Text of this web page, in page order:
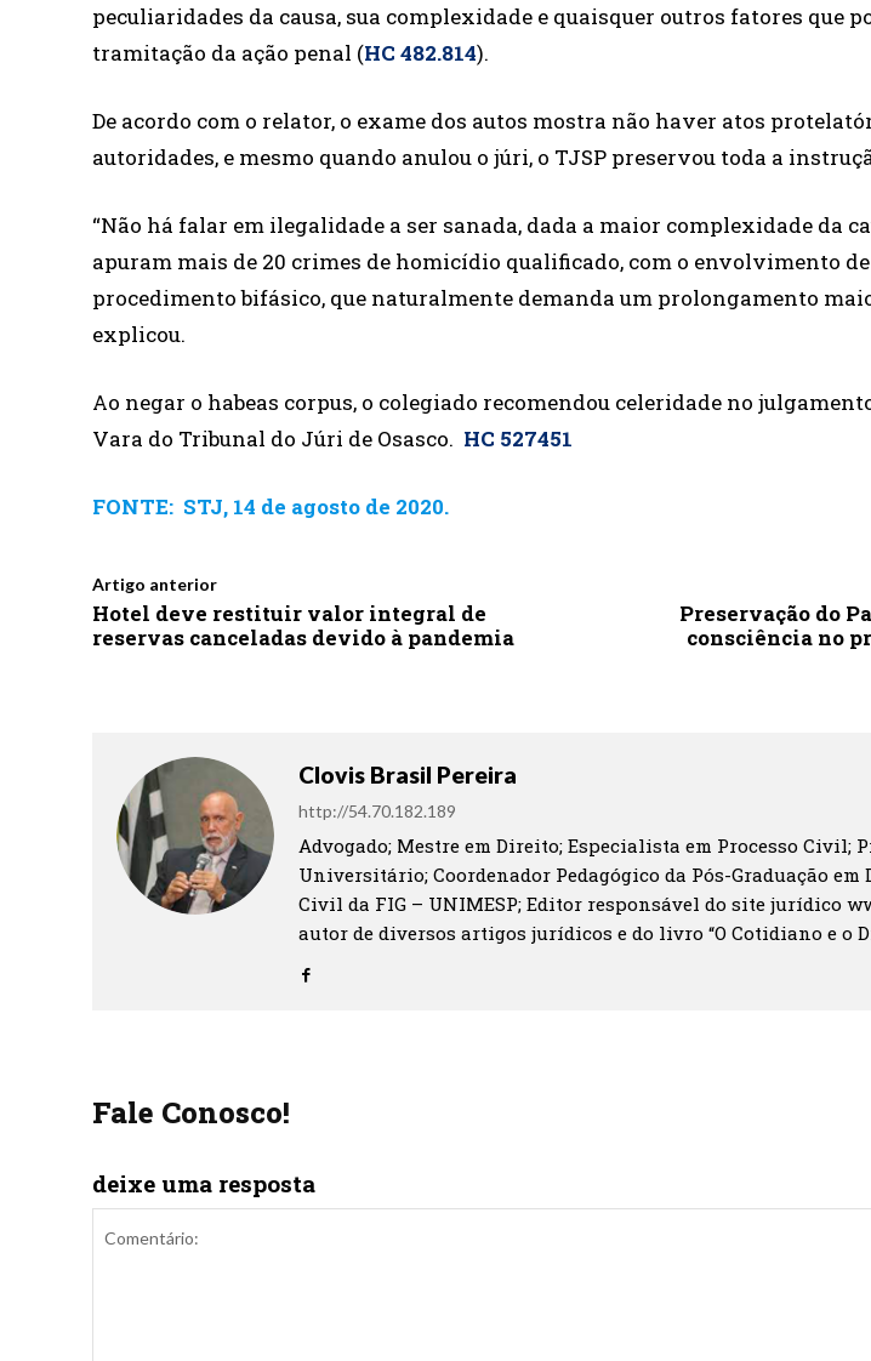
peculiaridades da causa, sua complexidade e quaisquer outros fatores que
tramitação da ação penal (HC 482.814).
De acordo com o relator, o exame dos autos mostra não haver atos
autoridades, e mesmo quando anulou o júri, o TJSP preservou toda a
“Não há falar em ilegalidade a ser sanada, dada a maior complexidade da
apuram mais de 20 crimes de homicídio qualificado, com o envolvimento de
procedimento bifásico, que naturalmente demanda um prolongamento
explicou.
Ao negar o habeas corpus, o colegiado recomendou celeridade no
Vara do Tribunal do Júri de Osasco. HC 527451
FONTE: STJ, 14 de agosto de 2020.
Artigo anterior
Hotel deve restituir valor integral de
reservas canceladas devido à pandemia
Preservação do
consciência no
Clovis Brasil Pereira
http://54.70.182.189
Advogado; Mestre em Direito; Especialista em Processo Civil;
Universitário; Coordenador Pedagógico da Pós-Graduação em
Civil da FIG – UNIMESP; Editor responsável do site jurídico
autor de diversos artigos jurídicos e do livro “O Cotidiano e o
Fale Conosco!
deixe uma resposta